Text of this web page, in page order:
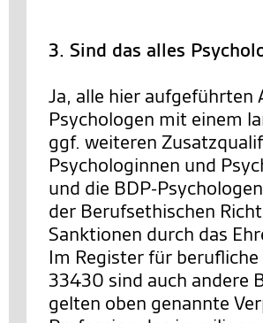
3. Sind das alles
Ja, alle hier aufgeführten
Psychologen mit einem
ggf. weiteren
Psychologinnen und
und die BDP-
der Berufsethischen
Sanktionen durch das
Im Register für
33430 sind auch andere
gelten oben genannte